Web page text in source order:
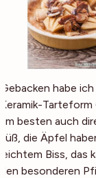
Gebacken habe
Keramik-Tarteform
am besten auch
süß, die Äpfel
leichtem Biss,
den besonderen